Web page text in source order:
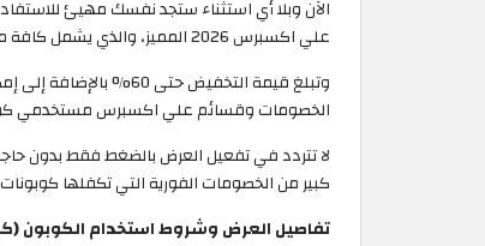
علي اكسبرس 2026 المميز، والذي يشمل كافة منتجات علي اكسبرس من اكسسوارات سيارات، فساتين، شعر، ساعات وجوالات.
وتبلغ قيمة
الخصومات وقسائم علي اكسبرس مستخدمي
كبير من الخصومات الفورية التي تكفلها
تفاصيل العرض وشروط استخدام الكوبون